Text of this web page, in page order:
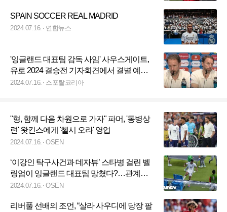
SPAIN SOCCER REAL MADRID
2024.07.16. 연합뉴스
'잉글랜드 대표팀 감독 사임' 사우스게이트,
유로 2024 결승전 기자회견에서 결별 예고
했다? '우리' 대신 '그들'이라고 언급
2024.07.16. 스포탈코리아
"형, 함께 다음 차원으로 가자" 파머, '동병상
련' 왓킨스에게 '첼시 오라' 영업
2024.07.16. OSEN
‘이강인 탁구사건과 데자뷰’ 스타병 걸린 벨
링엄이 잉글랜드 대표팀 망쳤다?…관계자
폭로
2024.07.16. OSEN
리버풀 선배의 조언, “살라 사우디에 당장 팔